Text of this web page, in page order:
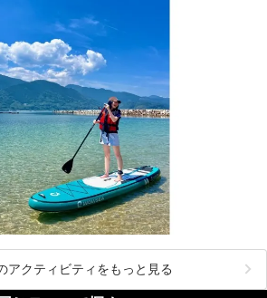
アクティビティをもっと見る